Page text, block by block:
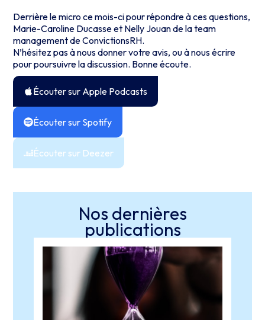
Derrière le micro ce mois-ci pour répondre à ces questions,
Marie-Caroline Ducasse et Nelly Jouan de la team
management de ConvictionsRH.
N’hésitez pas à nous donner votre avis, ou à nous écrire
pour poursuivre la discussion. Bonne écoute.
Écouter sur Apple Podcasts
Écouter sur Spotify
Écouter sur Deezer
Nos dernières
publications